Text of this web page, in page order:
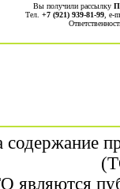
Вы получили рассылку
Тел. +7 (921) 939-81-99 , е-
содержание
являются